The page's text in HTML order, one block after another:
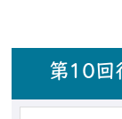
第10回